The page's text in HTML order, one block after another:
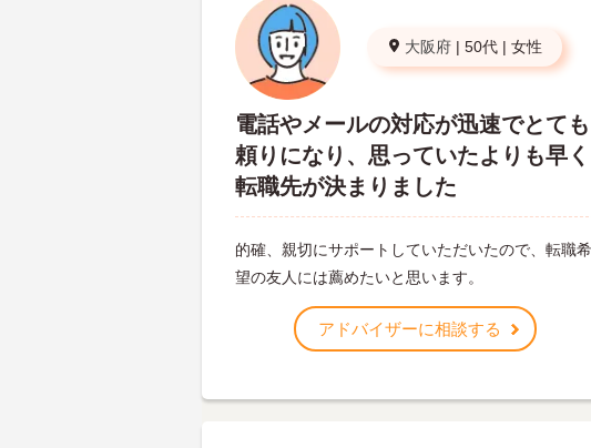
大阪府 | 50代 | 女性
電話やメールの対応が迅速でとても
頼りになり、思っていたよりも早く
転職先が決まりました
的確、親切にサポートしていただいたので、転職希
望の友人には薦めたいと思います。
アドバイザーに相談する